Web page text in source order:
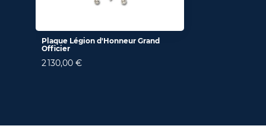
Plaque Légion d'Honneur Grand
Officier
2 130,00 €